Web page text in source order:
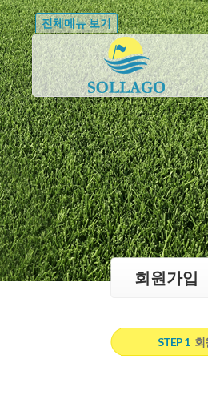
전체메뉴 보기
회원가입
STEP 1 회